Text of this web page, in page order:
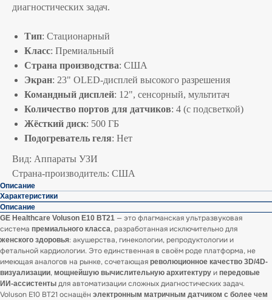
диагностических задач.
Тип: Стационарный
Класс: Премиальный
Страна производства: США
Экран: 23" OLED-дисплей высокого разрешения
Командный дисплей: 12", сенсорный, мультитач
Количество портов для датчиков: 4 (с подсветкой)
Жёсткий диск: 500 ГБ
Подогреватель геля: Нет
Вид: Аппараты УЗИ
Страна-производитель: США
Описание
Характеристики
Описание
GE Healthcare Voluson E10 BT21 — это флагманская ультразвуковая
система премиального класса, разработанная исключительно для
женского здоровья: акушерства, гинекологии, репродуктологии и
фетальной кардиологии. Это единственная в своём роде платформа, не
имеющая аналогов на рынке, сочетающая революционное качество 3D/4D-
визуализации, мощнейшую вычислительную архитектуру и передовые
ИИ-ассистенты для автоматизации сложных диагностических задач.
Voluson E10 BT21 оснащён электронным матричным датчиком с более чем